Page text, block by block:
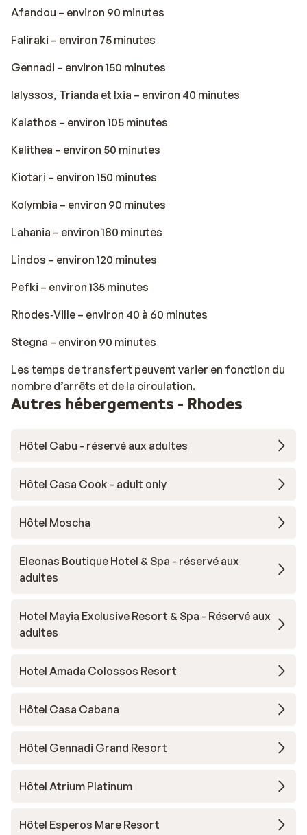
Afandou – environ 90 minutes
Faliraki – environ 75 minutes
Gennadi – environ 150 minutes
Ialyssos, Trianda et Ixia – environ 40 minutes
Kalathos – environ 105 minutes
Kalithea – environ 50 minutes
Kiotari – environ 150 minutes
Kolymbia – environ 90 minutes
Lahania – environ 180 minutes
Lindos – environ 120 minutes
Pefki – environ 135 minutes
Rhodes‑Ville – environ 40 à 60 minutes
Stegna – environ 90 minutes
Les temps de transfert peuvent varier en fonction du
nombre d’arrêts et de la circulation.
Autres hébergements - Rhodes
Hôtel Cabu - réservé aux adultes
Hôtel Casa Cook - adult only
Hôtel Moscha
Eleonas Boutique Hotel & Spa - réservé aux
adultes
Hotel Mayia Exclusive Resort & Spa - Réservé aux
adultes
Hotel Amada Colossos Resort
Hôtel Casa Cabana
Hôtel Gennadi Grand Resort
Hôtel Atrium Platinum
Hôtel Esperos Mare Resort